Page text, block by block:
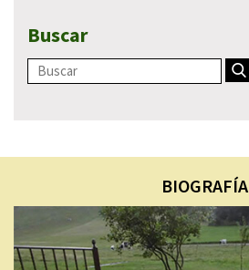
Buscar
BIOGRAFÍA